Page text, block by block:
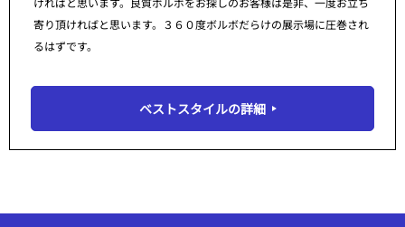
寄り頂ければと思います。３６０度ボルボだらけの展示場に圧巻され
るはずです。
ベストスタイルの詳細